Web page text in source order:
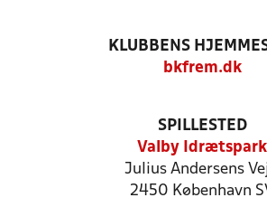
KLUBBENS
bkfrem.dk
SPILLESTED
Valby Idrætspark
Julius Andersens Vej
2450 København